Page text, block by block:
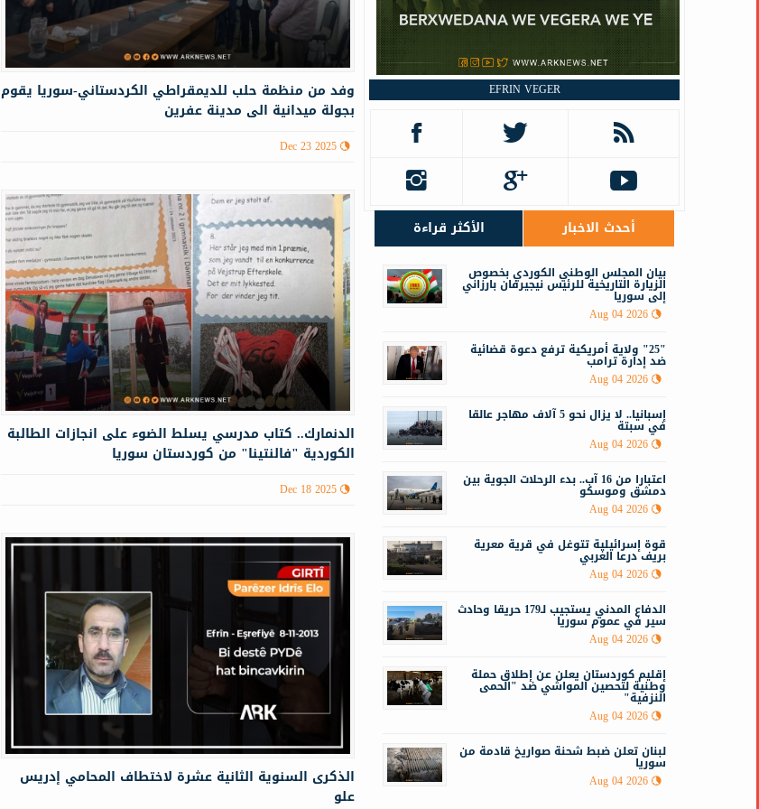
وفد من منظمة حلب للديمقراطي الكردستاني-سوريا يقوم
بجولة ميدانية الى مدينة عفرين
Dec 23 2025
الدنمارك.. كتاب مدرسي يسلط الضوء على انجازات الطالبة
الكوردية "فالنتينا" من كوردستان سوريا
Dec 18 2025
الذكرى السنوية الثانية عشرة لاختطاف المحامي إدريس
علو
EFRIN VEGER
أحدث الاخبار الأكثر قراءة
‏‏بيان المجلس الوطني الكوردي بخصوص
الزيارة التاريخية للرئيس نيجيرفان بارزاني
إلى سوريا
Aug 04 2026
"25" ولاية أمريكية ترفع دعوة قضائية
ضد إدارة ترامب
Aug 04 2026
إسبانيا.. لا يزال نحو 5 آلاف مهاجر عالقا
في سبتة
Aug 04 2026
اعتبارا من 16 آب.. بدء الرحلات الجوية بين
دمشق وموسكو
Aug 04 2026
قوة إسرائيلية تتوغل في قرية معرية
بريف درعا الغربي
Aug 04 2026
الدفاع المدني يستجيب لـ179 حريقا وحادث
سير في عموم سوريا
Aug 04 2026
إقليم كوردستان يعلن عن إطلاق حملة
وطنية لتحصين المواشي ضد "الحمى
النزفية"
Aug 04 2026
لبنان تعلن ضبط شحنة صواريخ قادمة من
سوريا
Aug 04 2026